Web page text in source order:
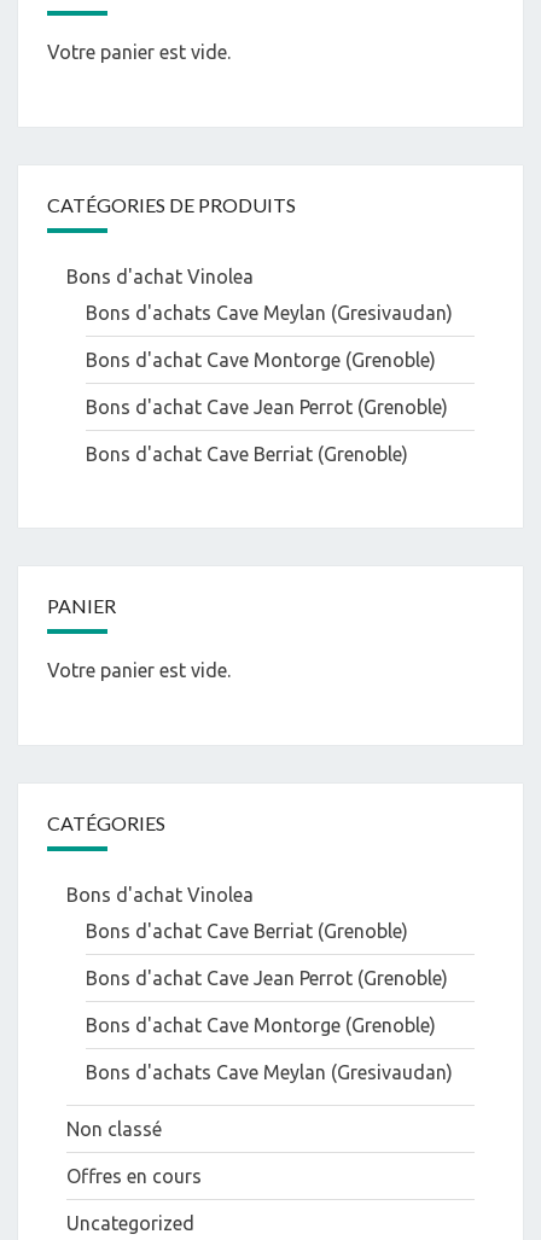
Votre panier est vide.
CATÉGORIES DE PRODUITS
Bons d'achat Vinolea
Bons d'achats Cave Meylan (Gresivaudan)
Bons d'achat Cave Montorge (Grenoble)
Bons d'achat Cave Jean Perrot (Grenoble)
Bons d'achat Cave Berriat (Grenoble)
PANIER
Votre panier est vide.
CATÉGORIES
Bons d'achat Vinolea
Bons d'achat Cave Berriat (Grenoble)
Bons d'achat Cave Jean Perrot (Grenoble)
Bons d'achat Cave Montorge (Grenoble)
Bons d'achats Cave Meylan (Gresivaudan)
Non classé
Offres en cours
Uncategorized